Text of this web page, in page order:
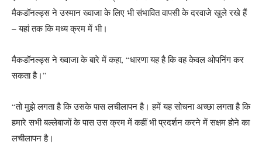
मैकडॉनल्ड्स ने उस्मान ख्वाजा के लिए भी संभावित वापसी के दरवाजे खुले रखे हैं
– यहां तक ​​कि मध्य क्रम में भी।
मैकडॉनल्ड्स ने ख्वाजा के बारे में कहा, “धारणा यह है कि वह केवल ओपनिंग कर
सकता है।”
“तो मुझे लगता है कि उसके पास लचीलापन है। हमें यह सोचना अच्छा लगता है कि
हमारे सभी बल्लेबाजों के पास उस क्रम में कहीं भी प्रदर्शन करने में सक्षम होने का
लचीलापन है।